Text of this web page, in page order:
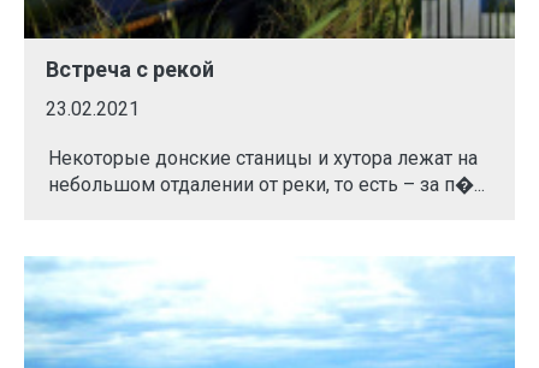
Встреча с рекой
23.02.2021
Некоторые донские станицы и хутора лежат на
небольшом отдалении от реки, то есть – за п�...